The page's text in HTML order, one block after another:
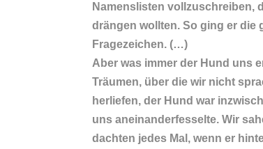
Namenslisten vollzuschreiben,
drängen wollten. So ging er die
Fragezeichen. (…)
Aber was immer der Hund uns
Träumen, über die wir nicht
herliefen, der Hund war
uns aneinanderfesselte. Wir
dachten jedes Mal, wenn er